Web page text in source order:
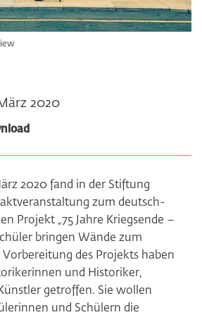
2020
2020 fand in der Stiftung
zum deutsch-
Projekt „75 Jahre Kriegsende –
bringen Wände zum
Vorbereitung des Projekts haben
und Historiker,
getroffen. Sie wollen
und Schülern die